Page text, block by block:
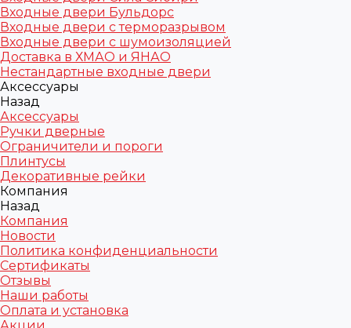
Входные двери Бульдорс
Входные двери с терморазрывом
Входные двери с шумоизоляцией
Доставка в ХМАО и ЯНАО
Нестандартные входные двери
Аксессуары
Назад
Аксессуары
Ручки дверные
Ограничители и пороги
Плинтусы
Декоративные рейки
Компания
Назад
Компания
Новости
Политика конфиденциальности
Сертификаты
Отзывы
Наши работы
Оплата и установка